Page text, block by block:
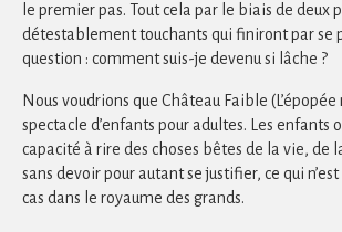
le premier pas. Tout cela par le biais de deux
détestablement touchants qui finiront par se
question : comment suis-je devenu si lâche ?
Nous voudrions que Château Faible
spectacle d’enfants pour adultes. Les enfants
capacité à rire des choses bêtes de la vie, de
sans devoir pour autant se justifier, ce qui
cas dans le royaume des grands.